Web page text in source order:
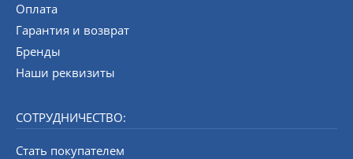
СОТРУДНИЧЕСТВО:
Стать покупателем
Оплата
Гарантия и возврат
Бренды
Наши реквизиты